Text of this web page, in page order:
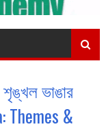
শৃঙ্খল ভাঙার
Themes &